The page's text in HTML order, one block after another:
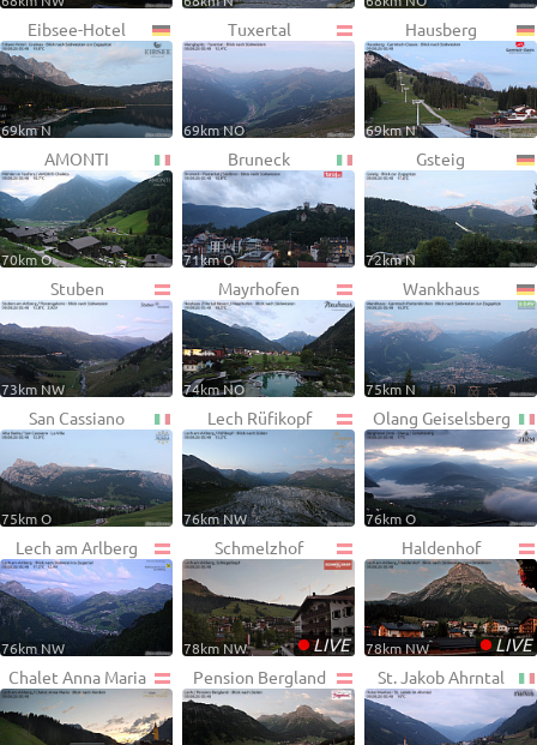
Eibsee-Hotel
69km N
Tuxertal
69km NO
Hausberg
69km N
AMONTI
70km O
Bruneck
71km O
Gsteig
72km N
Stuben
73km NW
Mayrhofen
74km NO
Wankhaus
75km N
San Cassiano
75km O
Lech Rüfikopf
76km NW
Olang Geiselsberg
76km O
Lech am Arlberg
76km NW
Schmelzhof
•LIVE
78km NW
Haldenhof
•LIVE
78km NW
Chalet Anna Maria Pension Bergland St. Jakob Ahrntal